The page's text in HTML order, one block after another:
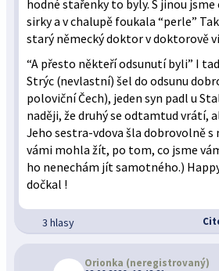
hodné stařenky to byly. S jinou
sirky a v chalupě foukala “perle”
starý německý doktor v doktorově
“A přesto někteří odsunutí byli” I
Strýc (nevlastní) šel do odsunu
poloviční Čech), jeden syn padl u
naději, že druhý se odtamtud vrátí,
Jeho sestra-vdova šla dobrovolně s
vámi mohla žít, po tom, co jsme
ho nenechám jít samotného.)
dočkal !
3 hlasy
Orionka (neregistrovaný)